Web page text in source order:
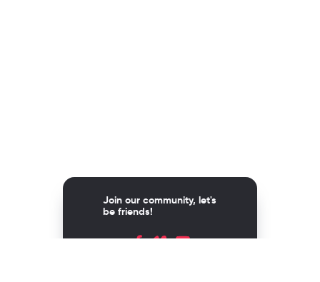
Join our community, let's
be friends!